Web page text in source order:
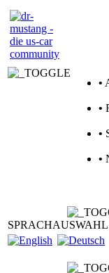
•
•
•
•
SPRACHAUSWAHL